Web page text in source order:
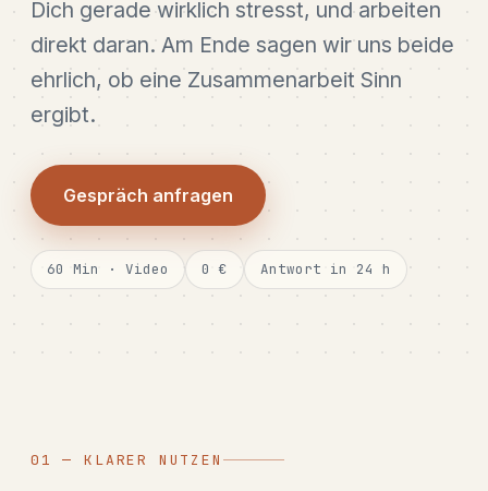
Dich gerade wirklich stresst, und arbeiten
direkt daran. Am Ende sagen wir uns beide
ehrlich, ob eine Zusammenarbeit Sinn
ergibt.
Gespräch anfragen
60 Min · Video 0 € Antwort in 24 h
01 — KLARER NUTZEN